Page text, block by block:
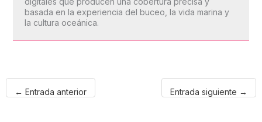
basada en la experiencia del buceo, la vida marina y
la cultura oceánica.
← Entrada anterior Entrada siguiente →